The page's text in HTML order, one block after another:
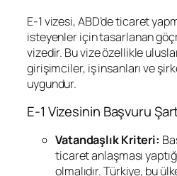
E-1 vizesi, ABD’de ticaret
isteyenler için tasarlanan
vizedir. Bu vize özellikle
girişimciler, iş insanları ve
uygundur.
E-1 Vizesinin Başvuru
Vatandaşlık Kriteri:
ticaret anlaşması
olmalıdır. Türkiye, bu